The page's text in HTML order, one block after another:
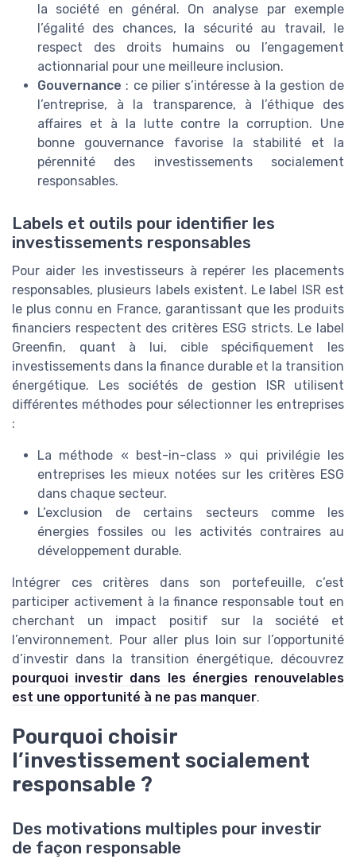
la société en général. On analyse par exemple
l’égalité des chances, la sécurité au travail, le
respect des droits humains ou l’engagement
actionnarial pour une meilleure inclusion.
Gouvernance : ce pilier s’intéresse à la gestion de
l’entreprise, à la transparence, à l’éthique des
affaires et à la lutte contre la corruption. Une
bonne gouvernance favorise la stabilité et la
pérennité des investissements socialement
responsables.
Labels et outils pour identifier les
investissements responsables
Pour aider les investisseurs à repérer les placements
responsables, plusieurs labels existent. Le label ISR est
le plus connu en France, garantissant que les produits
financiers respectent des critères ESG stricts. Le label
Greenfin, quant à lui, cible spécifiquement les
investissements dans la finance durable et la transition
énergétique. Les sociétés de gestion ISR utilisent
différentes méthodes pour sélectionner les entreprises
:
La méthode « best-in-class » qui privilégie les
entreprises les mieux notées sur les critères ESG
dans chaque secteur.
L’exclusion de certains secteurs comme les
énergies fossiles ou les activités contraires au
développement durable.
Intégrer ces critères dans son portefeuille, c’est
participer activement à la finance responsable tout en
cherchant un impact positif sur la société et
l’environnement. Pour aller plus loin sur l’opportunité
d’investir dans la transition énergétique, découvrez
pourquoi investir dans les énergies renouvelables
est une opportunité à ne pas manquer.
Pourquoi choisir
l’investissement socialement
responsable ?
Des motivations multiples pour investir
de façon responsable